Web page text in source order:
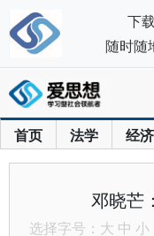
首页 法学 经
邓晓芒
选择字号： 大 中 小
下
随时随